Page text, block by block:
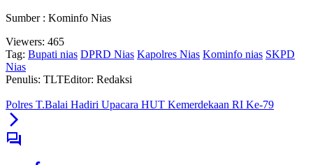
Sumber : Kominfo Nias
Viewers: 465
Tag: Bupati nias DPRD Nias Kapolres Nias Kominfo nias SKPD
Nias
Penulis: TLTEditor: Redaksi
Polres T.Balai Hadiri Upacara HUT Kemerdekaan RI Ke-79